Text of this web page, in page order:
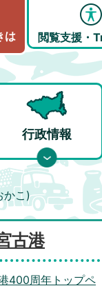
は 閲覧支援・
行政情報
かこ)
古港
400周年トップペ